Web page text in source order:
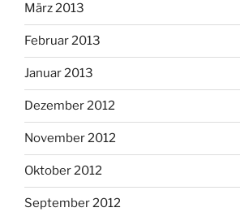
März 2013
Februar 2013
Januar 2013
Dezember 2012
November 2012
Oktober 2012
September 2012